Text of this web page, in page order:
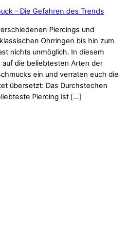
– Die Gefahren des Trends
Piercings und
Ohrringen bis hin zum
nichts unmöglich. In diesem
die beliebtesten Arten der
ein und verraten euch die
übersetzt: Das Durchstechen
Piercing ist […]